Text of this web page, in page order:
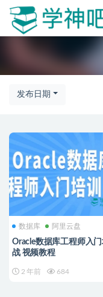
发布日期
数据库 阿里云盘
Oracle数据库工程师入
战 视频教程
2 年前 684